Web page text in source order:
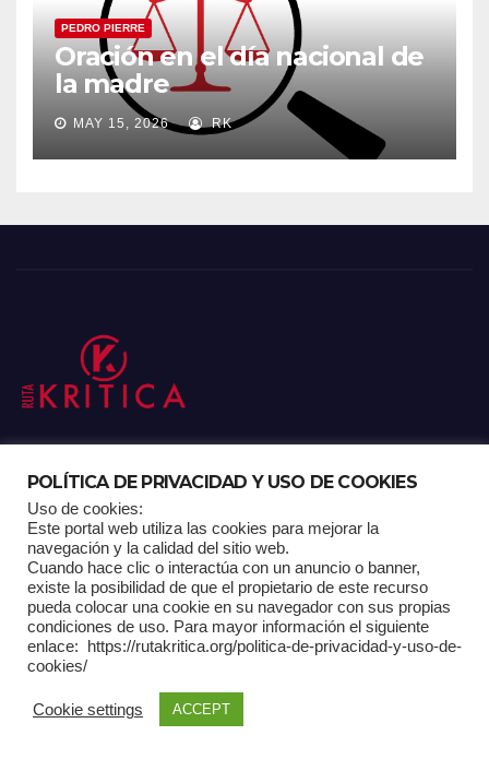
PEDRO PIERRE
Oración en el día nacional de
la madre
MAY 15, 2026 RK
Funciona gracias a WordPress
Mantenido por: Proyelink
Home Análisis Carrito RK Contactos Documental Gracias !
Página de ejemplo
POLÍTICA DE PRIVACIDAD Y USO DE COOKIES
Uso de cookies:
Este portal web utiliza las cookies para mejorar la
navegación y la calidad del sitio web.
Cuando hace clic o interactúa con un anuncio o banner,
existe la posibilidad de que el propietario de este recurso
pueda colocar una cookie en su navegador con sus propias
condiciones de uso. Para mayor información el siguiente
enlace: https://rutakritica.org/politica-de-privacidad-y-uso-de-
cookies/
Cookie settings ACCEPT